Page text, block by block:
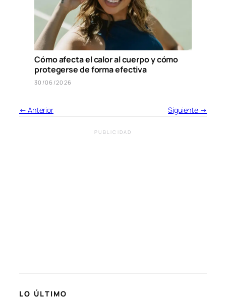
Cómo afecta el calor al cuerpo y cómo
protegerse de forma efectiva
30/06/2026
← Anterior Siguiente →
PUBLICIDAD
LO ÚLTIMO